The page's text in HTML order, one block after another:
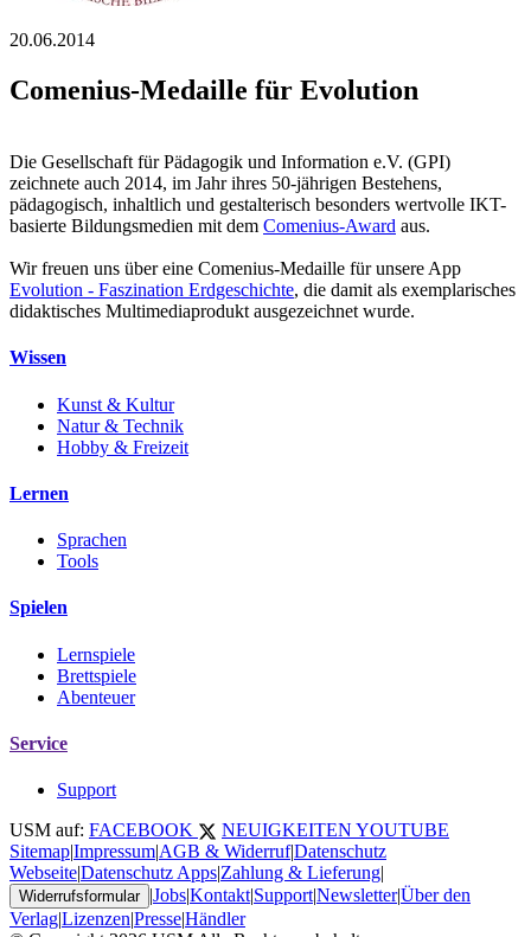
20.06.2014
Comenius-Medaille für Evolution
Die Gesellschaft für Pädagogik und Information e.V. (GPI)
zeichnete auch 2014, im Jahr ihres 50-jährigen Bestehens,
pädagogisch, inhaltlich und gestalterisch besonders wertvolle IKT-
basierte Bildungsmedien mit dem Comenius-Award aus.
Wir freuen uns über eine Comenius-Medaille für unsere App
Evolution - Faszination Erdgeschichte, die damit als exemplarisches
didaktisches Multimediaprodukt ausgezeichnet wurde.
Wissen
Kunst & Kultur
Natur & Technik
Hobby & Freizeit
Lernen
Sprachen
Tools
Spielen
Lernspiele
Brettspiele
Abenteuer
Service
Support
USM auf: FACEBOOK NEUIGKEITEN YOUTUBE
Sitemap|Impressum|AGB & Widerruf|Datenschutz
Webseite|Datenschutz Apps|Zahlung & Lieferung|
Widerrufsformular |Jobs|Kontakt|Support|Newsletter|Über den
Verlag|Lizenzen|Presse|Händler